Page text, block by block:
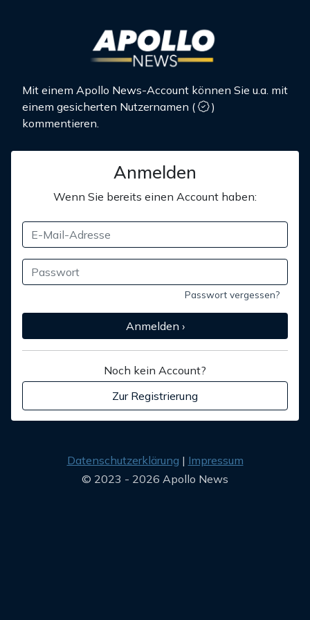
Mit einem Apollo News-Account können Sie u.a. mit
einem gesicherten Nutzernamen (
)
kommentieren.
Anmelden
Wenn Sie bereits einen Account haben:
Passwort vergessen?
Anmelden ›
Noch kein Account?
Zur Registrierung
Datenschutzerklärung
Impressum
© 2023 - 2026 Apollo News